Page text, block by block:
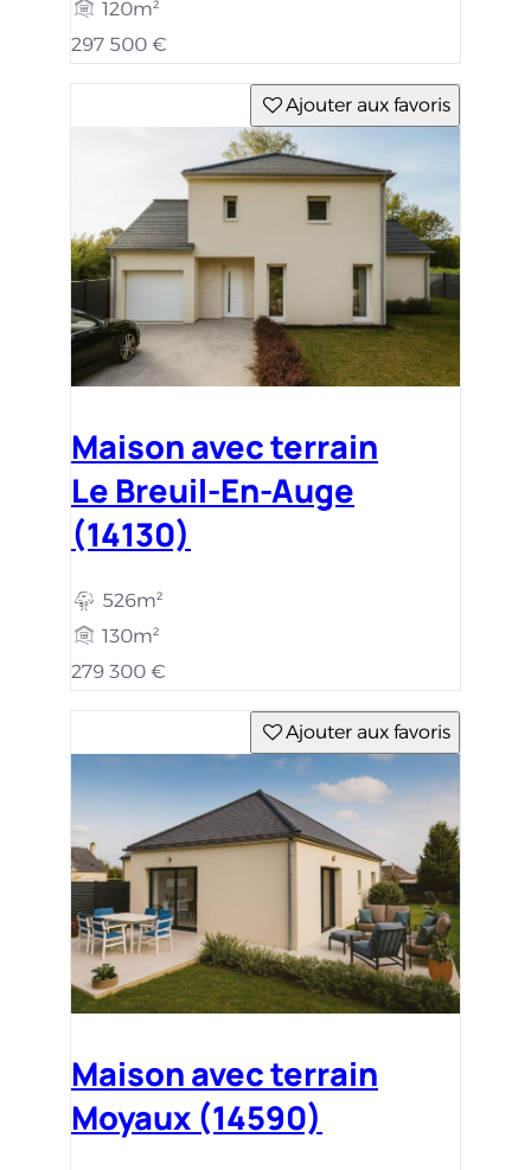
120m²
297 500 €
Ajouter aux favoris
Maison avec terrain
Le Breuil-En-Auge
(14130)
526m²
130m²
279 300 €
Ajouter aux favoris
Maison avec terrain
Moyaux (14590)